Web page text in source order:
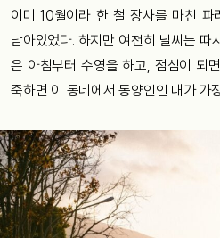
이미 10월이라 한 철 장사를 마친 파
남아있었다. 하지만 여전히 날씨는 따
은 아침부터 수영을 하고, 점심이 되
죽하면 이 동네에서 동양인인 내가 가